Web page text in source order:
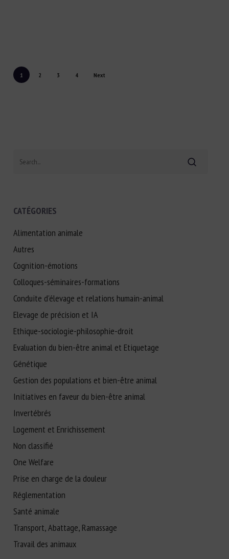
1 2 3 4 Next
CATÉGORIES
Alimentation animale
Autres
Cognition-émotions
Colloques-séminaires-formations
Conduite d'élevage et relations humain-animal
Elevage de précision et IA
Ethique-sociologie-philosophie-droit
Evaluation du bien-être animal et Etiquetage
Génétique
Gestion des populations et bien-être animal
Initiatives en faveur du bien-être animal
Invertébrés
Logement et Enrichissement
Non classifié
One Welfare
Prise en charge de la douleur
Réglementation
Santé animale
Transport, Abattage, Ramassage
Travail des animaux